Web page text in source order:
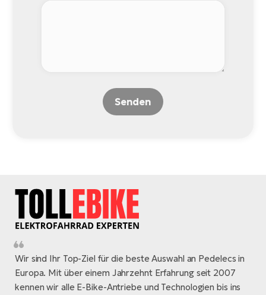
Senden
Wir sind Ihr Top-Ziel für die beste Auswahl an Pedelecs in
Europa. Mit über einem Jahrzehnt Erfahrung seit 2007
kennen wir alle E-Bike-Antriebe und Technologien bis ins